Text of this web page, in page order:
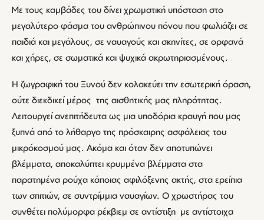
Με τους καμβάδες του δίνει χρωματική υπόσταση στο
μεγαλύτερο φάσμα του ανθρώπινου πόνου που φωλιάζει σε
παιδιά και μεγάλους, σε ναυαγούς και σκηνίτες, σε ορφανά
και χήρες, σε σωματικά και ψυχικά ακρωτηριασμένους.
Η ζωγραφική του Ξυνού δεν κολακεύει την εσωτερική όραση,
ούτε διεκδικεί μέρος της αισθητικής μας πληρότητας.
Λειτουργεί ανεπιτήδευτα ως μια υποδόρια κραυγή που μας
ξυπνά από το λήθαργο της πρόσκαιρης ασφάλειας του
μικρόκοσμού μας. Ακόμα και όταν δεν αποτυπώνει
βλέμματα, αποκαλύπτει κρυμμένα βλέμματα στα
παρατημένα ρούχα κάποιας αφιλόξενης ακτής, στα ερείπια
των σπιτιών, σε συντρίμμια ναυαγίων. Ο χρωστήρας του
συνθέτει πολύμορφα ρέκβιεμ σε αντίστιξη με αντίστοιχα